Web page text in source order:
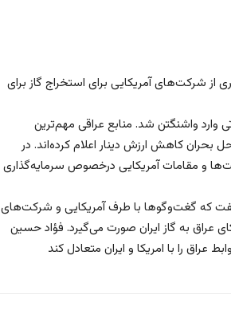
از شرکت‌های آمریکایی برای استخراج گاز برای
واشنگتن شد. منابع عراقی مهم‌ترین
کاهش ارزش دینار اعلام کرده‌اند. در
و مقامات آمریکایی درخصوص سرمایه‌گذاری
گفت که گغت‌و‌گوها با طرف آمریکایی و شرکت‌های
عراق به گاز ایران صورت می‌گیرد. فؤاد حسین